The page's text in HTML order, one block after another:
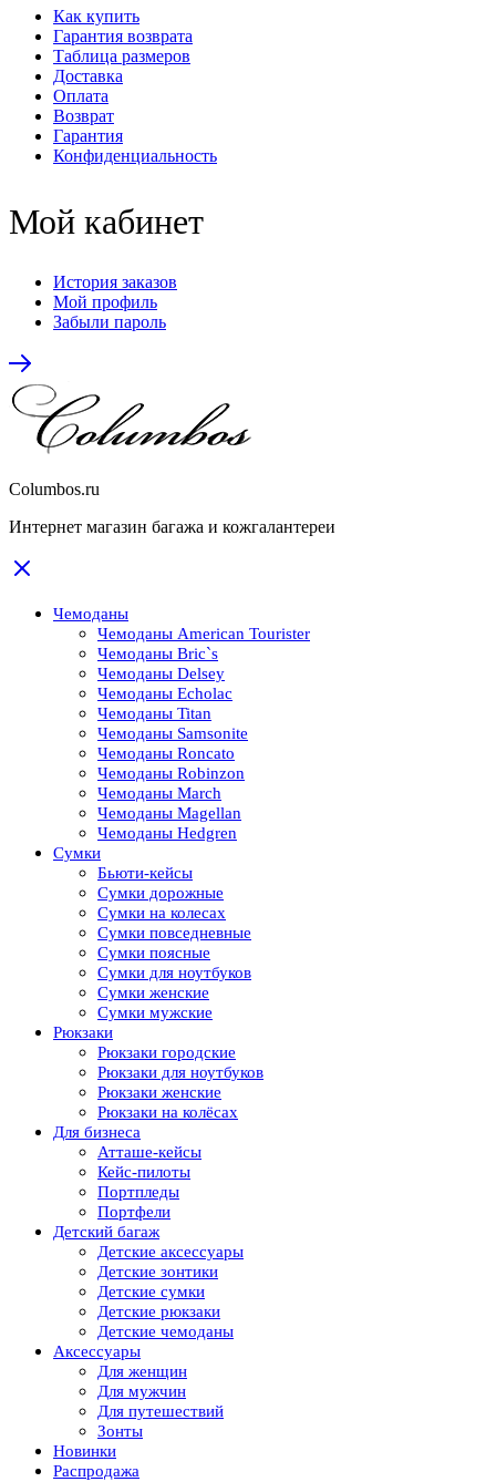
Как купить
Гарантия возврата
Таблица размеров
Доставка
Оплата
Возврат
Гарантия
Конфиденциальность
Мой кабинет
История заказов
Мой профиль
Забыли пароль
Columbos.ru
Интернет магазин багажа и кожгалантереи
Чемоданы
Чемоданы American Tourister
Чемоданы Bric`s
Чемоданы Delsey
Чемоданы Echolac
Чемоданы Titan
Чемоданы Samsonite
Чемоданы Roncato
Чемоданы Robinzon
Чемоданы March
Чемоданы Magellan
Чемоданы Hedgren
Сумки
Бьюти-кейсы
Сумки дорожные
Сумки на колесах
Сумки повседневные
Сумки поясные
Сумки для ноутбуков
Сумки женские
Сумки мужские
Рюкзаки
Рюкзаки городские
Рюкзаки для ноутбуков
Рюкзаки женские
Рюкзаки на колёсах
Для бизнеса
Атташе-кейсы
Кейс-пилоты
Портпледы
Портфели
Детский багаж
Детские аксессуары
Детские зонтики
Детские сумки
Детские рюкзаки
Детские чемоданы
Аксессуары
Для женщин
Для мужчин
Для путешествий
Зонты
Новинки
Распродажа